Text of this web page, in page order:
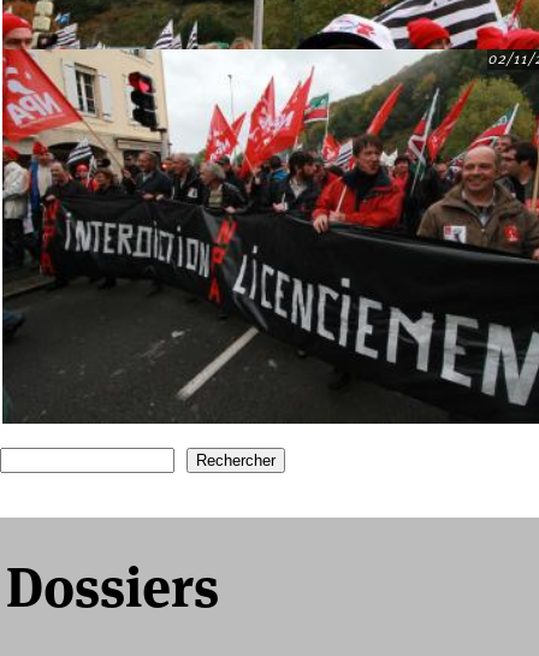
02/11/
1 2
Formulaire de recherche
Dossiers